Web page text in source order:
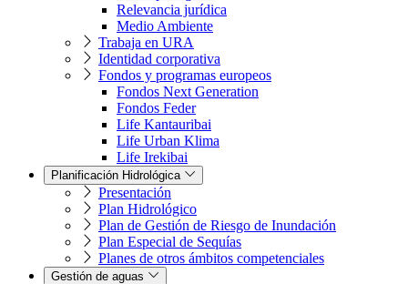
Relevancia jurídica
Medio Ambiente
Trabaja en URA
Identidad corporativa
Fondos y programas europeos
Fondos Next Generation
Fondos Feder
Life Kantauribai
Life Urban Klima
Life Irekibai
Planificación Hidrológica
Presentación
Plan Hidrológico
Plan de Gestión de Riesgo de Inundación
Plan Especial de Sequías
Planes de otros ámbitos competenciales
Gestión de aguas